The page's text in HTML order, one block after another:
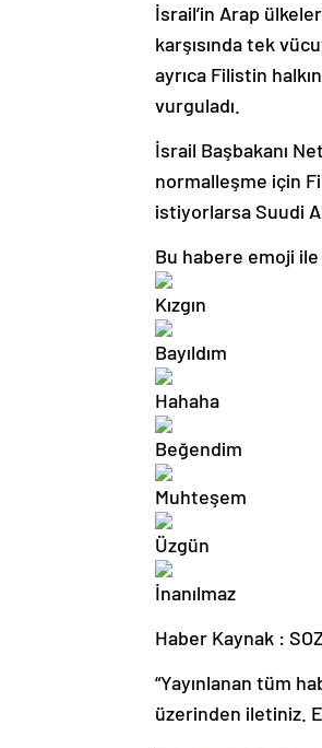
İsrail’in Arap
karşısında tek
ayrıca Filistin
vurguladı.
İsrail Başbakanı
normalleşme için
istiyorlarsa Suudi
Bu habere emoji
Haber Kaynak :
“Yayınlanan tüm
üzerinden iletiniz.